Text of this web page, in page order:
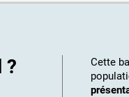
?
Cette